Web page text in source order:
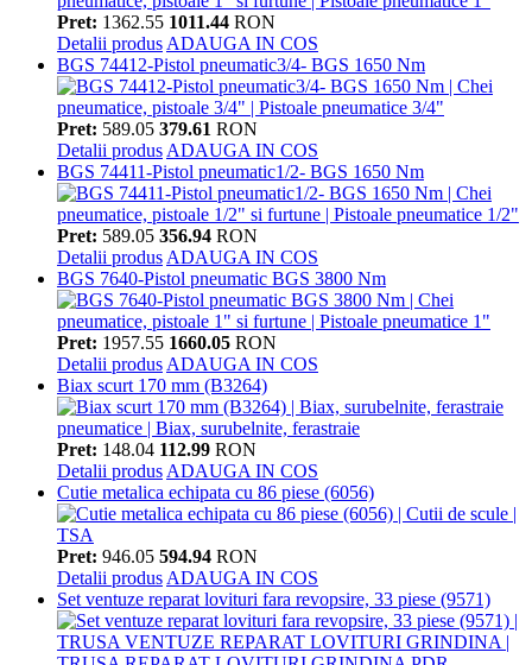
Pret: 1362.55 1011.44 RON
Detalii produs ADAUGA IN COS
BGS 74412-Pistol pneumatic3/4- BGS 1650 Nm
Pret: 589.05 379.61 RON
Detalii produs ADAUGA IN COS
BGS 74411-Pistol pneumatic1/2- BGS 1650 Nm
Pret: 589.05 356.94 RON
Detalii produs ADAUGA IN COS
BGS 7640-Pistol pneumatic BGS 3800 Nm
Pret: 1957.55 1660.05 RON
Detalii produs ADAUGA IN COS
Biax scurt 170 mm (B3264)
Pret: 148.04 112.99 RON
Detalii produs ADAUGA IN COS
Cutie metalica echipata cu 86 piese (6056)
Pret: 946.05 594.94 RON
Detalii produs ADAUGA IN COS
Set ventuze reparat lovituri fara revopsire, 33 piese (9571)